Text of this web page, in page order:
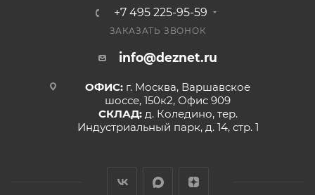
+7 495 225-95-59
ЗАКАЗАТЬ ЗВОНОК
info@deznet.ru
ОФИС: г. Москва, Варшавское
шоссе, 150к2, Офис 909
СКЛАД: д. Коледино, тер.
Индустриальный парк, д. 14, стр. 1